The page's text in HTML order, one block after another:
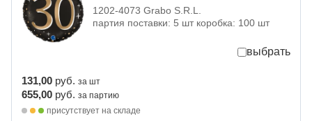
1202-4073 Grabo S.R.L.
партия поставки: 5 шт коробка: 100 шт
выбрать
131,00 руб. за шт
655,00 руб. за партию
присутствует на складе